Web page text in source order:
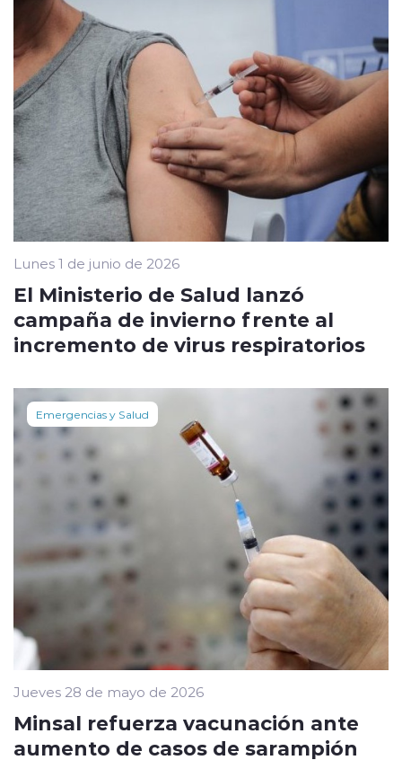
Lunes 1 de junio de 2026
El Ministerio de Salud lanzó
campaña de invierno frente al
incremento de virus respiratorios
Emergencias y Salud
Jueves 28 de mayo de 2026
Minsal refuerza vacunación ante
aumento de casos de sarampión